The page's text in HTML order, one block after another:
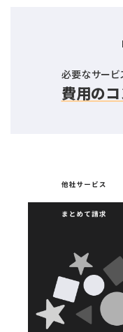
必要なサービ
費用のコ